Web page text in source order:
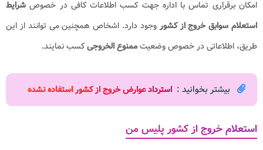
امکان برقراری تماس با اداره جهت کسب اطلاعات کافی در خصوص شرایط
استعلام سوابق خروج از کشوروجود دارد. اشخاص همچنین می توانند از این
طریق، اطلاعاتی در خصوص وضعیتممنوع الخروجیکسب نمایند.
بیشتر بخوانید : استرداد عوارض خروج از کشور استفاده نشده
استعلام خروج از کشور پلیس من